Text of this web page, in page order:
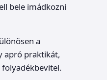
bele imádkozni
a
apró praktikát,
folyadékbevitel.